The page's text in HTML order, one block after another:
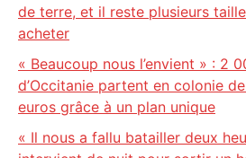
de terre, et il reste plusieurs
acheter
« Beaucoup nous l’envient » : 2
d’Occitanie partent en colonie
euros grâce à un plan unique
« Il nous a fallu batailler deux